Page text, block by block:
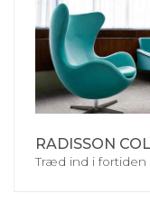
RADISSON
Træd ind i